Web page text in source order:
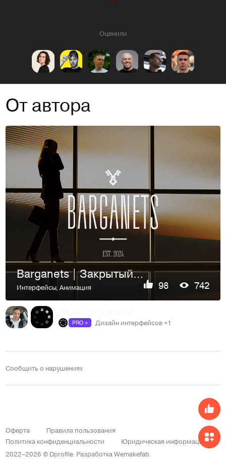
Оценили
От автора
Barganets | Закрытый бизнес-клуб
Интерфейсы,Анимация 98 742
PRO + Дизайн интерфейсов +1
Сообщить о нарушениях
2022–2026 © Dprofile. РазработкаWemakefab.
Оферта
Правила пользования
Политика конфиденциальности
Юридическая информация